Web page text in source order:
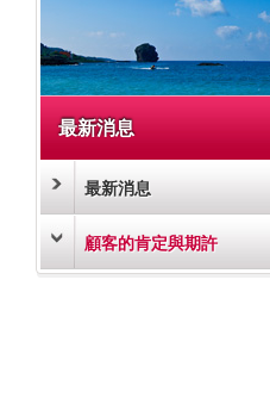
最新消息
最新消息
顧客的肯定與期許